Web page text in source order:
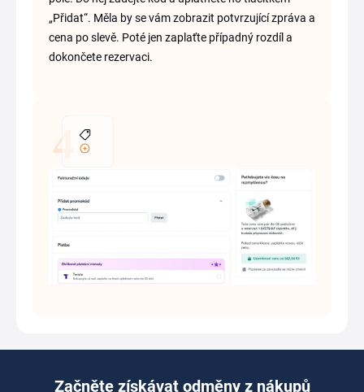
„Přidat“. Měla by se vám zobrazit potvrzující zpráva a
cena po slevě. Poté jen zaplaťte případný rozdíl a
dokončete rezervaci.
Začněte získávat odměny z nákupů